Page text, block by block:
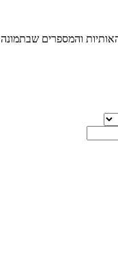
והמספרים שבתמונה